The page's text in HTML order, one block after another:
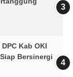
Kab OKI
Bersinergi